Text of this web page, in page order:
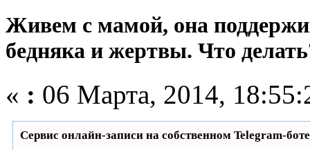
Живем с мамой, она
бедняка и жертвы. Что
« : 06 Марта, 2014,
Сервис онлайн-записи на собственном Telegram-боте